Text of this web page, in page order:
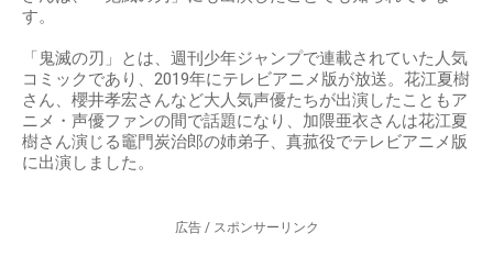
す。
「鬼滅の刃」とは、週刊少年ジャンプで連載されていた人気
コミックであり、2019年にテレビアニメ版が放送。花江夏樹
さん、櫻井孝宏さんなど大人気声優たちが出演したこともア
ニメ・声優ファンの間で話題になり、加隈亜衣さんは花江夏
樹さん演じる竈門炭治郎の姉弟子、真菰役でテレビアニメ版
に出演しました。
広告 / スポンサーリンク